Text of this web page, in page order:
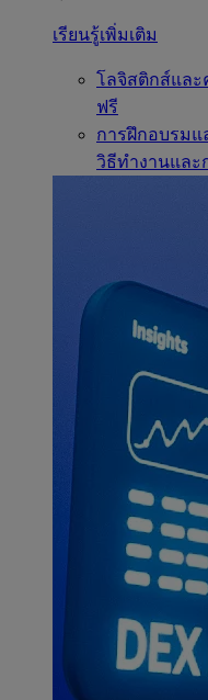
เรียนรู้เพิ่มเติม
โลจิสติกส์และ
ฟรี
การฝึกอบรมแ
วิธีทำงานและ